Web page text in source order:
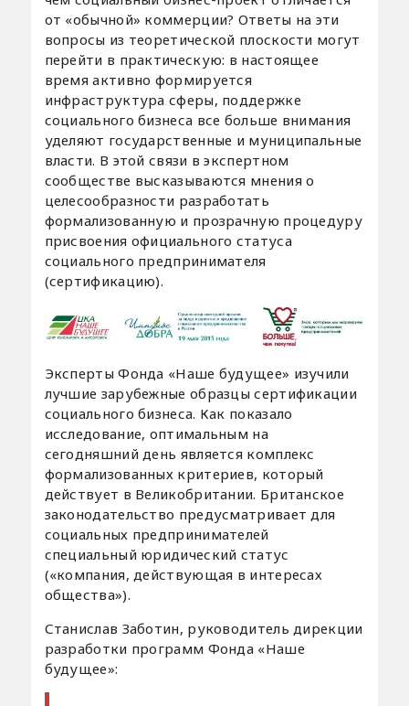
от «обычной» коммерции? Ответы на эти
вопросы из теоретической плоскости могут
перейти в практическую: в настоящее
время активно формируется
инфраструктура сферы, поддержке
социального бизнеса все больше внимания
уделяют государственные и муниципальные
власти. В этой связи в экспертном
сообществе высказываются мнения о
целесообразности разработать
формализованную и прозрачную процедуру
присвоения официального статуса
социального предпринимателя
(сертификацию).
Эксперты Фонда «Наше будущее» изучили
лучшие зарубежные образцы сертификации
социального бизнеса. Как показало
исследование, оптимальным на
сегодняшний день является комплекс
формализованных критериев, который
действует в Великобритании. Британское
законодательство предусматривает для
социальных предпринимателей
специальный юридический статус
(«компания, действующая в интересах
общества»).
Станислав Заботин, руководитель дирекции
разработки программ Фонда «Наше
будущее»: